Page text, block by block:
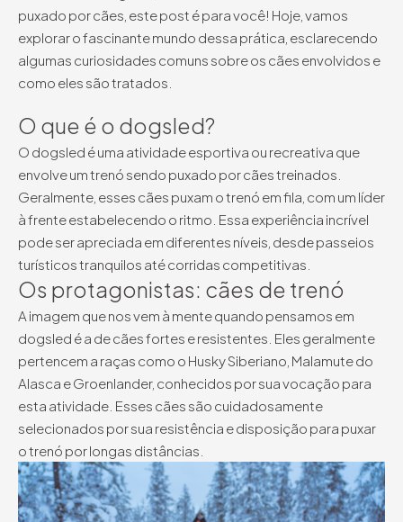
puxado por cães, este post é para você! Hoje, vamos
explorar o fascinante mundo dessa prática, esclarecendo
algumas curiosidades comuns sobre os cães envolvidos e
como eles são tratados.
O que é o dogsled?
O dogsled é uma atividade esportiva ou recreativa que
envolve um trenó sendo puxado por cães treinados.
Geralmente, esses cães puxam o trenó em fila, com um líder
à frente estabelecendo o ritmo. Essa experiência incrível
pode ser apreciada em diferentes níveis, desde passeios
turísticos tranquilos até corridas competitivas.
Os protagonistas: cães de trenó
A imagem que nos vem à mente quando pensamos em
dogsled é a de cães fortes e resistentes. Eles geralmente
pertencem a raças como o Husky Siberiano, Malamute do
Alasca e Groenlander, conhecidos por sua vocação para
esta atividade. Esses cães são cuidadosamente
selecionados por sua resistência e disposição para puxar
o trenó por longas distâncias.